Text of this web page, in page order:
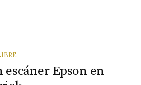
Epson en